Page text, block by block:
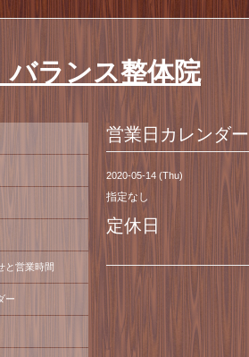
バランス整体院
営業日カレンダー
2020-05-14 (Thu)
指定なし
定休日
と営業時間
ー